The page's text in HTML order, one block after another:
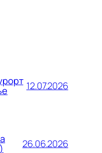
12.07.2026
26.06.2026